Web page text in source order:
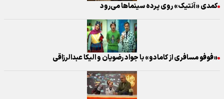
کمدی «آنتیک» روی پرده سینماها می‌رود
«فوفو مسافری از کامادو» با جواد رضویان و الیکا عبدالرزاقی